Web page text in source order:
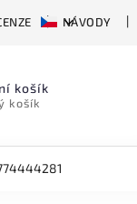
NÁVODY
košík
košík